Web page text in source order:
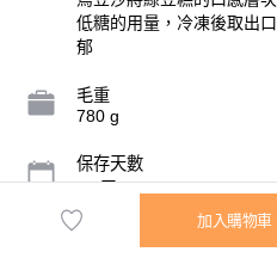
低糖的用量，冷凍後取出
郁
毛重
780 g
保存天數
30 天
加入購物車